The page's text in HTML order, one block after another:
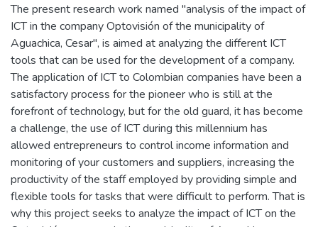
The present research work named "analysis of the impact of
ICT in the company Optovisión of the municipality of
Aguachica, Cesar", is aimed at analyzing the different ICT
tools that can be used for the development of a company.
The application of ICT to Colombian companies have been a
satisfactory process for the pioneer who is still at the
forefront of technology, but for the old guard, it has become
a challenge, the use of ICT during this millennium has
allowed entrepreneurs to control income information and
monitoring of your customers and suppliers, increasing the
productivity of the staff employed by providing simple and
flexible tools for tasks that were difficult to perform. That is
why this project seeks to analyze the impact of ICT on the